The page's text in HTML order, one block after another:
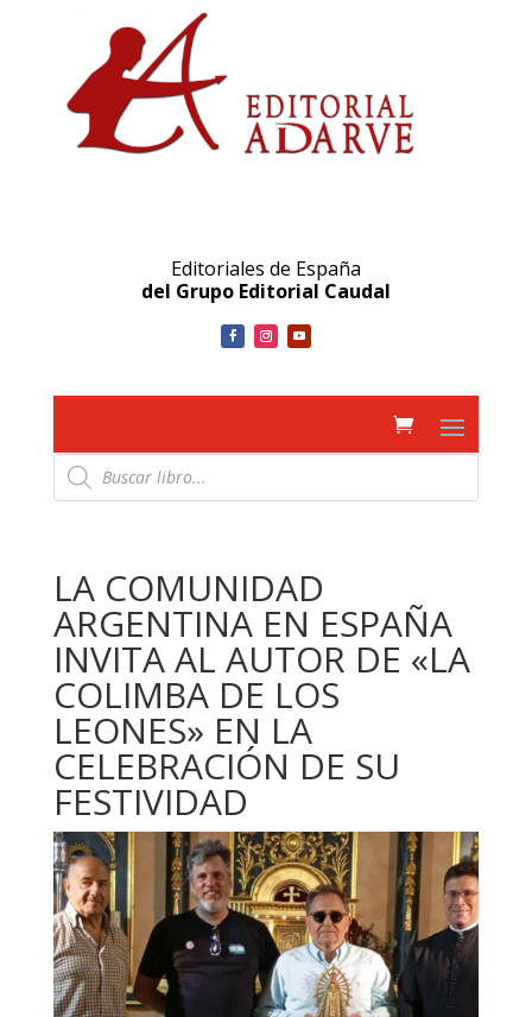
Editoriales de España
del Grupo Editorial Caudal
Búsqueda
de
productos
LA COMUNIDAD
ARGENTINA EN ESPAÑA
INVITA AL AUTOR DE «LA
COLIMBA DE LOS
LEONES» EN LA
CELEBRACIÓN DE SU
FESTIVIDAD